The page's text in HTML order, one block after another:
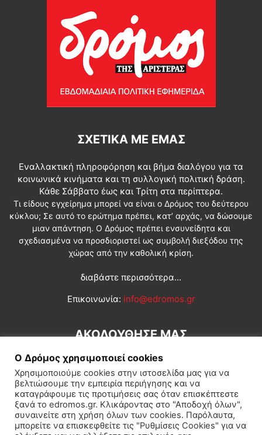
ΣΧΕΤΙΚΆ ΜΕ ΕΜΆΣ
Εναλλακτική πληροφόρηση και βήμα διαλόγου για τα
κοινωνικά κινήματα και τη συλλογική πολιτική δράση.
Κάθε Σάββατο έως και Τρίτη στα περίπτερα.
Τι είδους εγχείρημα μπορεί να είναι ο Δρόμος του δεύτερου
κύκλου; Σε αυτό το ερώτημα πρέπει, κατ’ αρχάς, να δώσουμε
μιαν απάντηση. Ο Δρόμος πρέπει ενσυνείδητα και
σχεδιασμένα να προσδιοριστεί ως συμβολή διεξόδου της
χώρας από την καθολική κρίση.
διαβάστε περισσότερα...
Επικοινωνία: info@edromos.gr
ΑΚΟΛΟΥΘΗΣΕ ΜΑΣ
Εγγραφή συνδρομητή Πολιτική Διεθνή Κοινωνία
Ο Δρόμος χρησιμοποιεί cookies
Χρησιμοποιούμε cookies στην ιστοσελίδα μας για να
βελτιώσουμε την εμπειρία περιήγησης και να
καταγράφουμε τις προτιμήσεις σας όταν επισκέπτεστε
ξανά το edromos.gr. Κλικάροντας στο "Αποδοχή όλων",
συναινείτε στη χρήση όλων των cookies. Παρόλαυτα,
μπορείτε να επισκεφθείτε τις "Ρυθμίσεις Cookies" για να